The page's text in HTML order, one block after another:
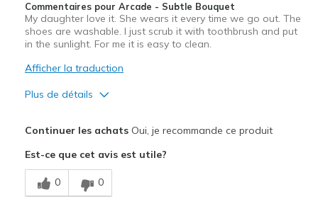
Commentaires pour Arcade - Subtle Bouquet
My daughter love it. She wears it every time we go out. The
shoes are washable. I just scrub it with toothbrush and put
in the sunlight. For me it is easy to clean.
Afficher la traduction
Plus de détails
Breathe Well
Comfortable
Continuer les achatsOui, je recommande ce produit
Est-ce que cet avis est utile?
0 0